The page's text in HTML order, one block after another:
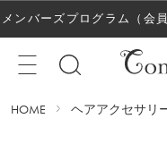
メンバーズプログラム（会
HOME ヘアアクセサリ